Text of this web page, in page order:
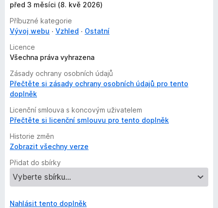
před 3 měsíci (8. kvě 2026)
Příbuzné kategorie
Vývoj webu
Vzhled
Ostatní
Licence
Všechna práva vyhrazena
Zásady ochrany osobních údajů
Přečtěte si zásady ochrany osobních údajů pro tento
doplněk
Licenční smlouva s koncovým uživatelem
Přečtěte si licenční smlouvu pro tento doplněk
Historie změn
Zobrazit všechny verze
Přidat do sbírky
Nahlásit tento doplněk